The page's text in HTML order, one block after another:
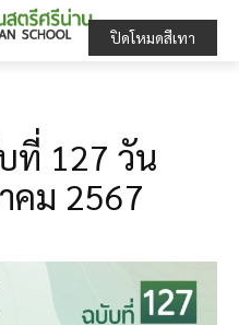
ที่ 127 วัน
คม 2567
ปิดโหมดสีเทา